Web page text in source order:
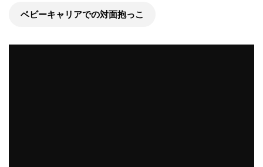
ベビーキャリアでの対面抱っこ